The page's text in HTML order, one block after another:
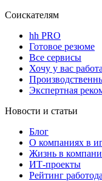
Соискателям
hh PRO
Готовое резюме
Все сервисы
Хочу у вас
Экспертная
Новости и статьи
Блог
О компаниях в
Жизнь в
ИТ-проекты
Рейтинг